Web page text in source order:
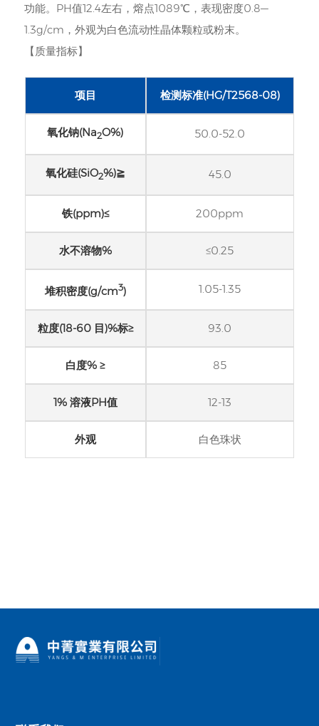
功能。PH值12.4左右，熔点1089℃，表现密度0.8—
1.3g/cm，外观为白色流动性晶体颗粒或粉末。
【质量指标】
项目 检测标准(HG/T2568-08)
氧化钠(Na2O%) 50.0-52.0
氧化硅(SiO2%)≧ 45.0
铁(ppm)≤ 200ppm
水不溶物% ≤0.25
堆积密度(g/cm3) 1.05-1.35
粒度(18-60 目)%标≥ 93.0
白度% ≥ 85
1% 溶液PH值 12-13
外观 白色珠状